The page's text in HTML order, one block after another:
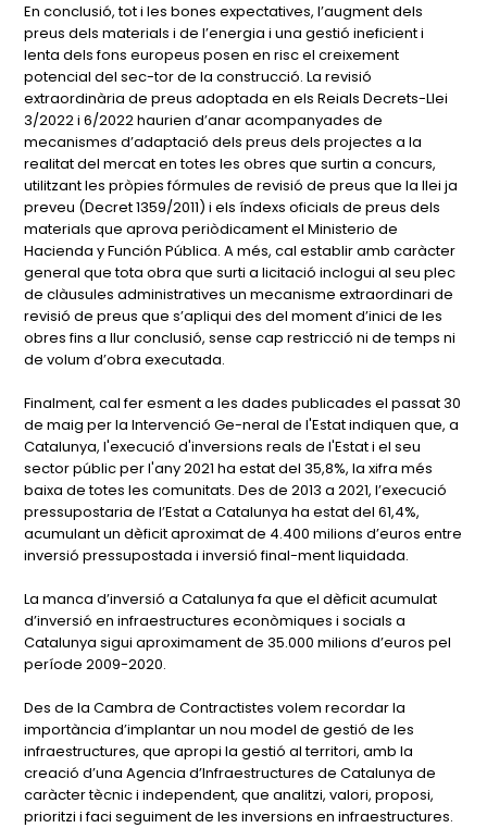
En conclusió, tot i les bones expectatives, l’augment dels
preus dels materials i de l’energia i una gestió ineficient i
lenta dels fons europeus posen en risc el creixement
potencial del sec-tor de la construcció. La revisió
extraordinària de preus adoptada en els Reials Decrets-Llei
3/2022 i 6/2022 haurien d’anar acompanyades de
mecanismes d’adaptació dels preus dels projectes a la
realitat del mercat en totes les obres que surtin a concurs,
utilitzant les pròpies fórmules de revisió de preus que la llei ja
preveu (Decret 1359/2011) i els índexs oficials de preus dels
materials que aprova periòdicament el Ministerio de
Hacienda y Función Pública. A més, cal establir amb caràcter
general que tota obra que surti a licitació inclogui al seu plec
de clàusules administratives un mecanisme extraordinari de
revisió de preus que s’apliqui des del moment d’inici de les
obres fins a llur conclusió, sense cap restricció ni de temps ni
de volum d’obra executada.
Finalment, cal fer esment a les dades publicades el passat 30
de maig per la Intervenció Ge-neral de l'Estat indiquen que, a
Catalunya, l'execució d'inversions reals de l'Estat i el seu
sector públic per l'any 2021 ha estat del 35,8%, la xifra més
baixa de totes les comunitats. Des de 2013 a 2021, l’execució
pressupostaria de l’Estat a Catalunya ha estat del 61,4%,
acumulant un dèficit aproximat de 4.400 milions d’euros entre
inversió pressupostada i inversió final-ment liquidada.
La manca d’inversió a Catalunya fa que el dèficit acumulat
d’inversió en infraestructures econòmiques i socials a
Catalunya sigui aproximament de 35.000 milions d’euros pel
període 2009-2020.
Des de la Cambra de Contractistes volem recordar la
importància d’implantar un nou model de gestió de les
infraestructures, que apropi la gestió al territori, amb la
creació d’una Agencia d’Infraestructures de Catalunya de
caràcter tècnic i independent, que analitzi, valori, proposi,
prioritzi i faci seguiment de les inversions en infraestructures.